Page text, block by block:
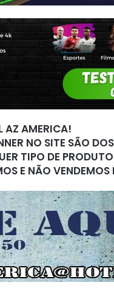
AZ AMERICA!
NO SITE SÃO
TIPO DE
E NÃO